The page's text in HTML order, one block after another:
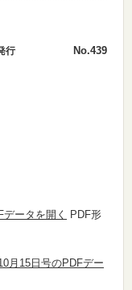
No.439
行
ータを開く
PDF形
月15日号のPDFデー